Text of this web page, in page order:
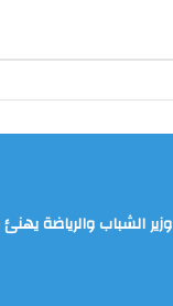
وزير الشباب والرياضة